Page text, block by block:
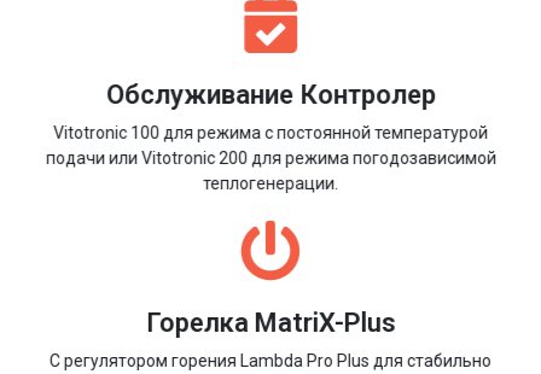
Обслуживание Контролер
Vitotronic 100 для режима с постоянной температурой
подачи или Vitotronic 200 для режима погодозависимой
теплогенерации.
Горелка MatriX-Plus
С регулятором горения Lambda Pro Plus для стабильно